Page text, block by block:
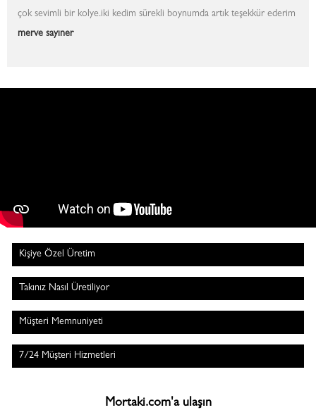
çok sevimli bir kolye.iki kedim sürekli boynumda artık teşekkür ederim
merve sayıner
Kişiye Özel Üretim
Takınız Nasıl Üretiliyor
Müşteri Memnuniyeti
7/24 Müşteri Hizmetleri
Mortaki.com'a ulaşın